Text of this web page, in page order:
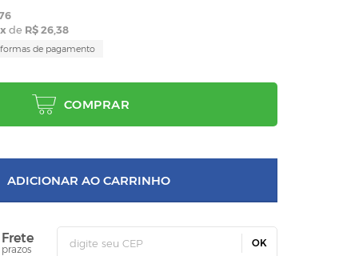
x de R$ 26,38
de pagamento
COMPRAR
ADICIONAR AO CARRINHO
OK